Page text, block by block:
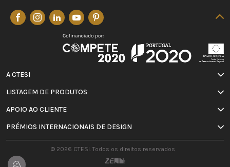
A CTESI
LISTAGEM DE PRODUTOS
APOIO AO CLIENTE
PRÉMIOS INTERNACIONAIS DE DESIGN
© 2026 CTESI. Todos os direitos reservados